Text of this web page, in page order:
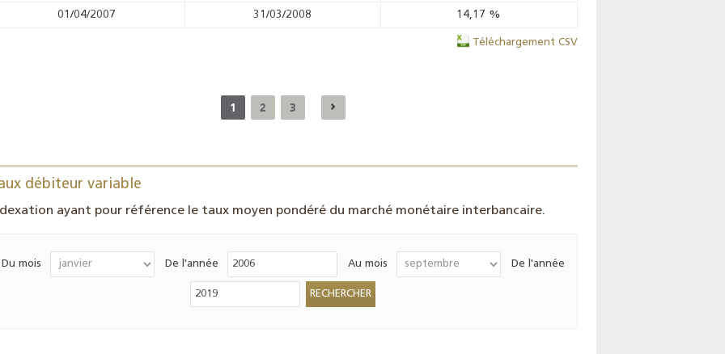
01/04/2007 31/03/2008 14,17 %
Téléchargement CSV
1 2 3
débiteur variable
ayant pour référence le taux moyen pondéré du marché monétaire interbancaire.
Du mois De l'année Au mois De l'année